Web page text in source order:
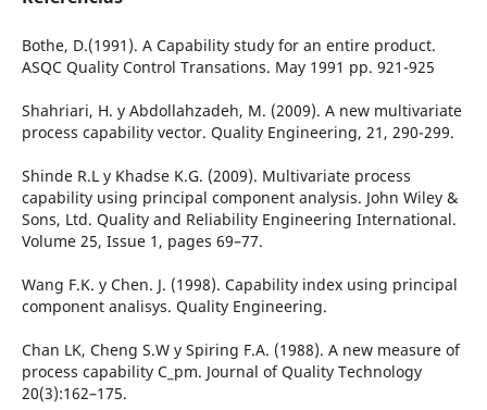
Bothe, D.(1991). A Capability study for an entire product.
ASQC Quality Control Transations. May 1991 pp. 921-925
Shahriari, H. y Abdollahzadeh, M. (2009). A new multivariate
process capability vector. Quality Engineering, 21, 290-299.
Shinde R.L y Khadse K.G. (2009). Multivariate process
capability using principal component analysis. John Wiley &
Sons, Ltd. Quality and Reliability Engineering International.
Volume 25, Issue 1, pages 69–77.
Wang F.K. y Chen. J. (1998). Capability index using principal
component analisys. Quality Engineering.
Chan LK, Cheng S.W y Spiring F.A. (1988). A new measure of
process capability C_pm. Journal of Quality Technology
20(3):162–175.